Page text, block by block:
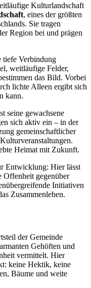
Kulturlandschaft
, eines der größten
Sie tragen
Region bei und prägen
tiefe Verbindung
weitläufige Felder,
das Bild. Vorbei
lichte Alleen ergibt sich
kann.
seine gewachsene
sich aktiv ein – in der
gemeinschaftlicher
Heimat mit Zukunft.
Entwicklung: Hier lässt
Offenheit gegenüber
Initiativen
Zusammenleben.
der Gemeinde
Gehöften und
vermittelt. Hier
keine Hektik, keine
Bäume und weite